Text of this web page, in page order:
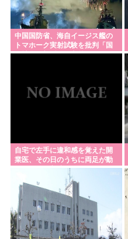
中国国防省、海自イージス艦の
トマホーク実射試験を批判「国
際社会は新型軍国主義を団結し
自宅で左手に違和感を覚えた開
業医、その日のうちに両足が動
かなくなり入院すると……